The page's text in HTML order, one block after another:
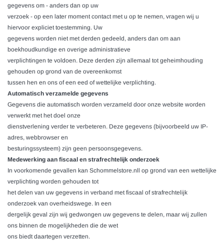
gegevens om - anders dan op uw
verzoek - op een later moment contact met u op te nemen, vragen wij u
hiervoor expliciet toestemming. Uw
gegevens worden niet met derden gedeeld, anders dan om aan
boekhoudkundige en overige administratieve
verplichtingen te voldoen. Deze derden zijn allemaal tot geheimhouding
gehouden op grond van de overeenkomst
tussen hen en ons of een eed of wettelijke verplichting.
Automatisch verzamelde gegevens
Gegevens die automatisch worden verzameld door onze website worden
verwerkt met het doel onze
dienstverlening verder te verbeteren. Deze gegevens (bijvoorbeeld uw IP-
adres, webbrowser en
besturingssysteem) zijn geen persoonsgegevens.
Medewerking aan fiscaal en strafrechtelijk onderzoek
In voorkomende gevallen kan Schommelstore.nll op grond van een wettelijke
verplichting worden gehouden tot
het delen van uw gegevens in verband met fiscaal of strafrechtelijk
onderzoek van overheidswege. In een
dergelijk geval zijn wij gedwongen uw gegevens te delen, maar wij zullen
ons binnen de mogelijkheden die de wet
ons biedt daartegen verzetten.